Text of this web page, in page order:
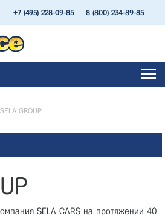
+7 (495) 228-09-85 8 (800) 234-89-85
SELA GROUP
SELA CARS на протяжении 40